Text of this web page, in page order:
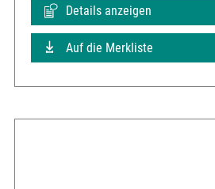
Details anzeigen
Auf die Merkliste